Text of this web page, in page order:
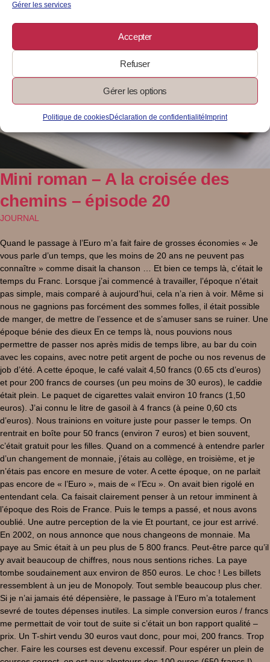
Gérer les services
Accepter
Refuser
Gérer les options
Politique de cookiesDéclaration de confidentialité Imprint
Mini roman – A la croisée des
chemins – épisode 20
JOURNAL
Quand le passage à l’Euro m’a fait faire de grosses économies « Je
vous parle d’un temps, que les moins de 20 ans ne peuvent pas
connaître » comme disait la chanson … Et bien ce temps là, c’était le
temps du Franc. Lorsque j’ai commencé à travailler, l’époque n’était
pas simple, mais comparé à aujourd’hui, cela n’a rien à voir. Même si
nous ne gagnions pas forcément des sommes folles, il était possible
de manger, de mettre de l’essence et de s’amuser sans se ruiner. Une
époque bénie des dieux En ce temps là, nous pouvions nous
permettre de passer nos après midis de temps libre, au bar du coin
avec les copains, avec notre petit argent de poche ou nos revenus de
job d’été. A cette époque, le café valait 4,50 francs (0.65 cts d’euros)
et pour 200 francs de courses (un peu moins de 30 euros), le caddie
était plein. Le paquet de cigarettes valait environ 10 francs (1,50
euros). J’ai connu le litre de gasoil à 4 francs (à peine 0,60 cts
d’euros). Nous trainions en voiture juste pour passer le temps. On
rentrait en boîte pour 50 francs (environ 7 euros) et bien souvent,
c’était gratuit pour les filles. Quand on a commencé à entendre parler
d’un changement de monnaie, j’étais au collège, en troisième, et je
n’étais pas encore en mesure de voter. A cette époque, on ne parlait
pas encore de « l’Euro », mais de « l’Ecu ». On avait bien rigolé en
entendant cela. Ca faisait clairement penser à un retour imminent à
l’époque des Rois de France. Puis le temps a passé, et nous avons
oublié. Une autre perception de la vie Et pourtant, ce jour est arrivé.
En 2002, on nous annonce que nous changeons de monnaie. Ma
paye au Smic était à un peu plus de 5 800 francs. Peut-être parce qu’il
y avait beaucoup de chiffres, nous nous sentions riches. La paye
tombe soudainement aux environ de 850 euros. Le choc ! Les billets
ressemblent à un jeu de Monopoly. Tout semble beaucoup plus cher.
Si je n’ai jamais été dépensière, le passage à l’Euro m’a totalement
sevré de toutes dépenses inutiles. La simple conversion euros / francs
me permettait de voir tout de suite si c’était un bon rapport qualité –
prix. Un T-shirt vendu 30 euros vaut donc, pour moi, 200 francs. Trop
cher. Faire les courses est devenu excessif. Pour espérer un plein de